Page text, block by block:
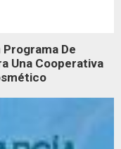
De
Una Cooperativa